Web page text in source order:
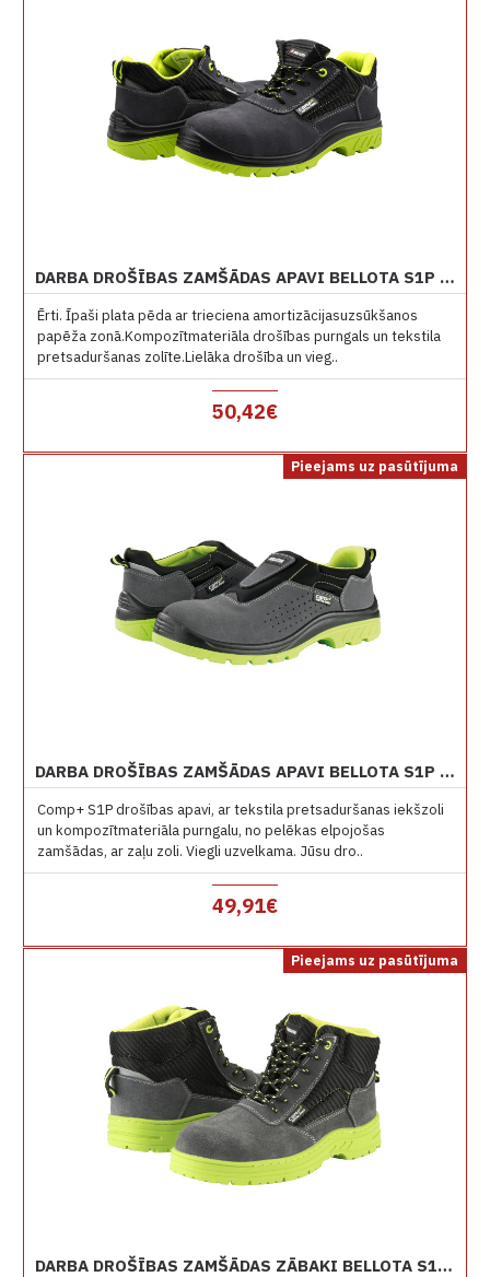
DARBA DROŠĪBAS ZAMŠĀDAS APAVI BELLOTA S1P 72310 NON METAL
Ērti. Īpaši plata pēda ar trieciena amortizācijasuzsūkšanos
papēža zonā.Kompozītmateriāla drošības purngals un tekstila
pretsaduršanas zolīte.Lielāka drošība un vieg..
50,42€
Pieejams uz pasūtījuma
DARBA DROŠĪBAS ZAMŠĀDAS APAVI BELLOTA S1P 72312 EASY
Comp+ S1P drošības apavi, ar tekstila pretsaduršanas iekšzoli
un kompozītmateriāla purngalu, no pelēkas elpojošas
zamšādas, ar zaļu zoli. Viegli uzvelkama. Jūsu dro..
49,91€
Pieejams uz pasūtījuma
DARBA DROŠĪBAS ZAMŠĀDAS ZĀBAKI BELLOTA S1P 72309 NON METAL